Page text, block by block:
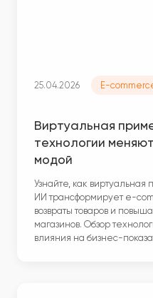
25.04.2026 E-
Виртуальная
технологии
модой
Узнайте, как
ИИ трансформирует e-
возвраты товаров и
магазинов. Обзор
влияния на бизнес-